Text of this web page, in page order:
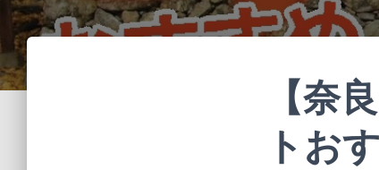
【奈
トお